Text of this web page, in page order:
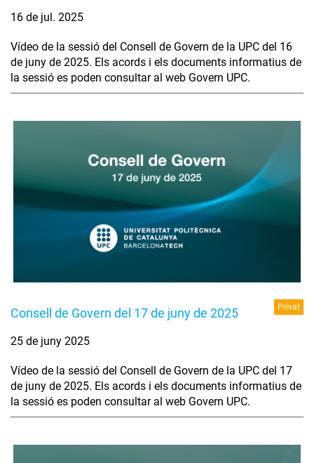
16 de jul. 2025
Vídeo de la sessió del Consell de Govern de la UPC del 16
de juny de 2025. Els acords i els documents informatius de
la sessió es poden consultar al web Govern UPC.
Consell de Govern del 17 de juny de 2025 Privat
25 de juny 2025
Vídeo de la sessió del Consell de Govern de la UPC del 17
de juny de 2025. Els acords i els documents informatius de
la sessió es poden consultar al web Govern UPC.